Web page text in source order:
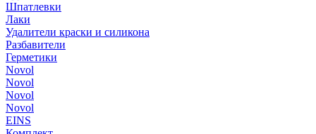
Шпатлевки
Лаки
Удалители краски и силикона
Разбавители
Герметики
Novol
Novol
Novol
Novol
EINS